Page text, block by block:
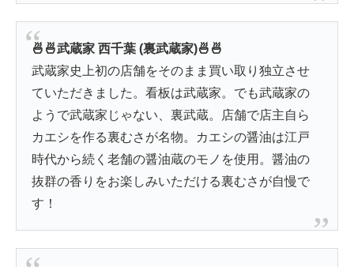
🍜🍜武蔵家 西千葉 (裏武蔵家)🍜🍜
武蔵家史上初の店舗をそのまま買い取り独立させ
ていただきました。看板は武蔵家。でも武蔵家の
ようで武蔵家じゃない、裏武蔵。店舗で店主自ら
カエシを作る裏むさが名物。カエシの醤油は江戸
時代から続く老舗の醤油蔵のモノを使用。醤油の
抜群の香りをお楽しみいただける裏むさが自慢で
す！